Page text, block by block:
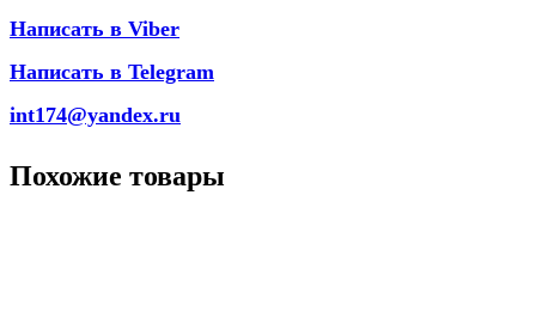
Написать в Viber
Написать в Telegram
int174@yandex.ru
Похожие товары